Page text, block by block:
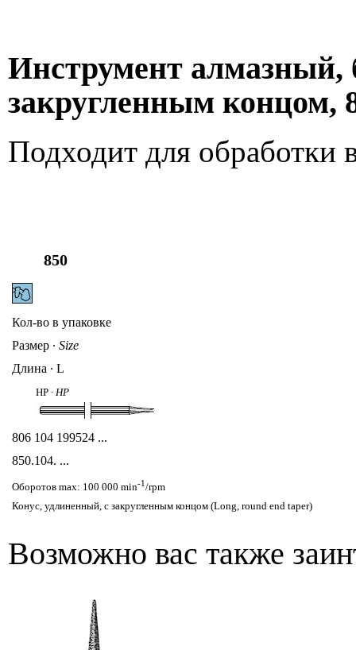
Инструмент алмазный,
закругленным концом,
Подходит для обработки
850
Кол-во в упаковке
Размер ∙ Size
Длина ∙ L
HP ∙ HP
806 104 199524 ...
850.104. ...
Оборотов max: 100 000 min-1 /rpm
Конус, удлиненный, с закругленным концом (Long, round end taper)
Возможно вас также